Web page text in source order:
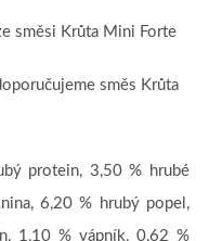
směsi Krůta Mini Forte
směs Krůta
protein, 3,50 % hrubé
6,20 % hrubý popel,
1,10 % vápník, 0,62 %